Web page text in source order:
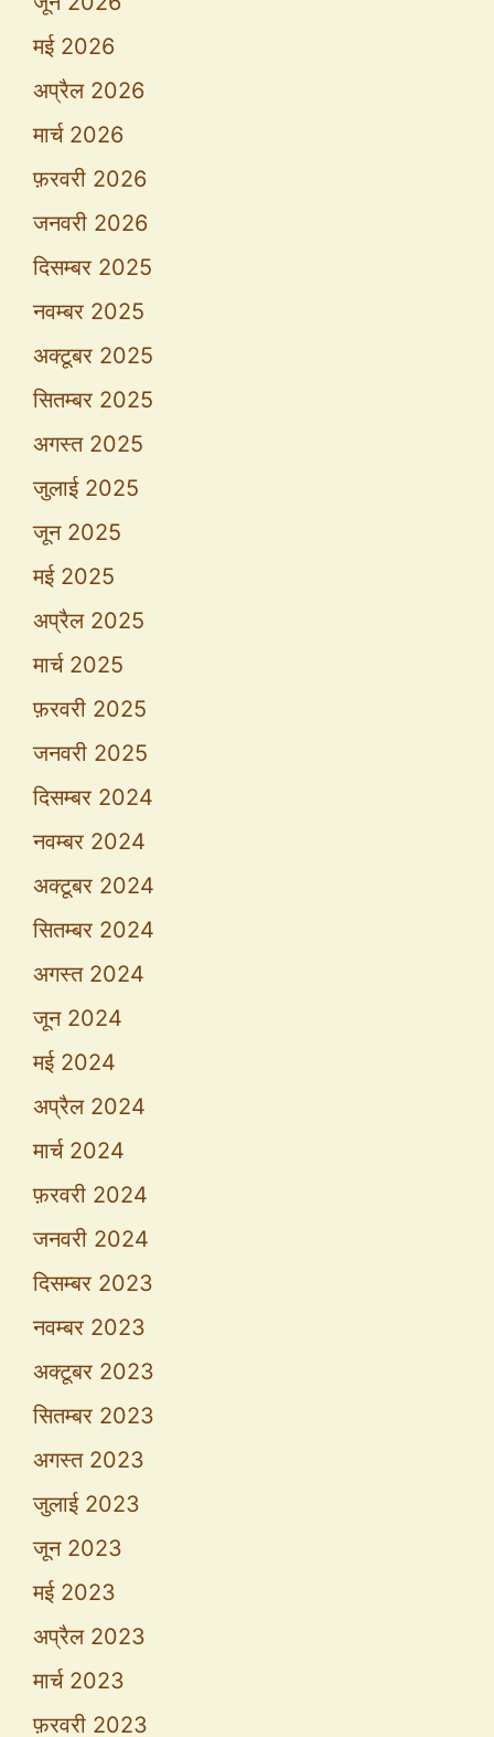
मई 2026
अप्रैल 2026
मार्च 2026
फ़रवरी 2026
जनवरी 2026
दिसम्बर 2025
नवम्बर 2025
अक्टूबर 2025
सितम्बर 2025
अगस्त 2025
जुलाई 2025
जून 2025
मई 2025
अप्रैल 2025
मार्च 2025
फ़रवरी 2025
जनवरी 2025
दिसम्बर 2024
नवम्बर 2024
अक्टूबर 2024
सितम्बर 2024
अगस्त 2024
जून 2024
मई 2024
अप्रैल 2024
मार्च 2024
फ़रवरी 2024
जनवरी 2024
दिसम्बर 2023
नवम्बर 2023
अक्टूबर 2023
सितम्बर 2023
अगस्त 2023
जुलाई 2023
जून 2023
मई 2023
अप्रैल 2023
मार्च 2023
फ़रवरी 2023